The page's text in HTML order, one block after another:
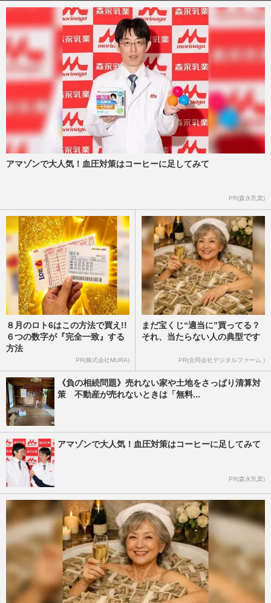
アマゾンで大人気！血圧対策はコーヒーに足してみて
PR(森永乳業)
８月のロト6はこの方法で買え!!
６つの数字が『完全一致』する
方法
PR(株式会社MURA)
まだ宝くじ“適当に”買ってる？
それ、当たらない人の典型です
PR(合同会社デジタルファーム )
《負の相続問題》売れない家や土地をさっぱり清算対
策 不動産が売れないときは「無料...
アマゾンで大人気！血圧対策はコーヒーに足してみて
PR(森永乳業)